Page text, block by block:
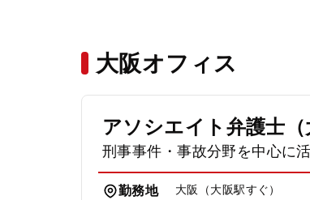
大阪オフィス
アソシエイト弁護士（
刑事事件・事故分野を中心に
勤務地 大阪（大阪駅すぐ）